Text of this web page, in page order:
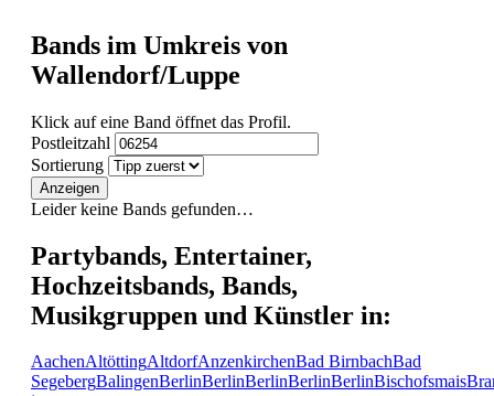
Bands im Umkreis von
Wallendorf/Luppe
Klick auf eine Band öffnet das Profil.
Postleitzahl
Sortierung
Anzeigen
Leider keine Bands gefunden…
Partybands, Entertainer,
Hochzeitsbands, Bands,
Musikgruppen und Künstler in:
AachenAltöttingAltdorfAnzenkirchenBad BirnbachBad
SegebergBalingenBerlinBerlinBerlinBerlinBerlinBischofsmais